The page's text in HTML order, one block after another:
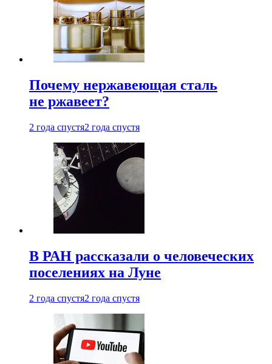
Почему нержавеющая сталь
не ржавеет?
2 года спустя2 года спустя
В РАН рассказали о человеческих
поселениях на Луне
2 года спустя2 года спустя